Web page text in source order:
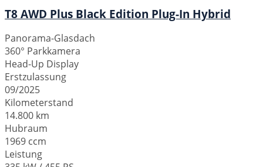
T8 AWD Plus Black Edition Plug-In Hybrid
Panorama-Glasdach
360° Parkkamera
Head-Up Display
Erstzulassung
09/2025
Kilometerstand
14.800 km
Hubraum
1969 ccm
Leistung